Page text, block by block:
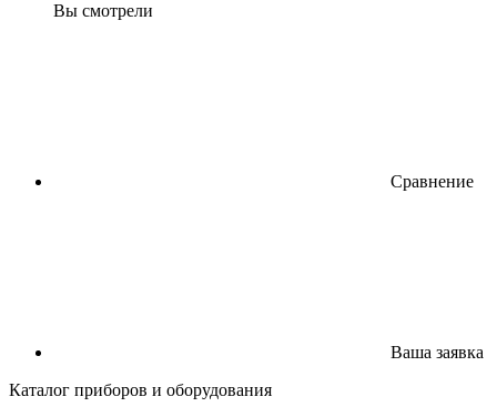
Вы смотрели
Сравнение
Ваша заявка
Каталог приборов и оборудования